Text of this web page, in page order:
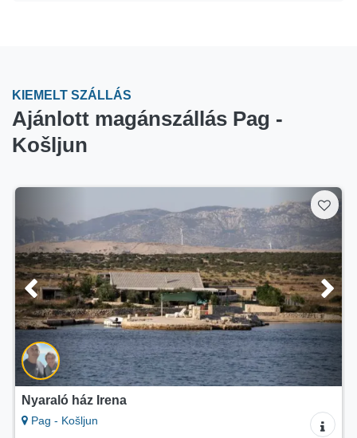
KIEMELT SZÁLLÁS
Ajánlott magánszállás Pag -
Košljun
Nyaraló ház Irena
Pag - Košljun